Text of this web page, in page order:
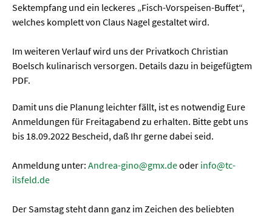
Sektempfang und ein leckeres „Fisch-Vorspeisen-Buffet“,
welches komplett von Claus Nagel gestaltet wird.
Im weiteren Verlauf wird uns der Privatkoch Christian
Boelsch kulinarisch versorgen. Details dazu in beigefügtem
PDF.
Damit uns die Planung leichter fällt, ist es notwendig Eure
Anmeldungen für Freitagabend zu erhalten. Bitte gebt uns
bis 18.09.2022 Bescheid, daß Ihr gerne dabei seid.
Anmeldung unter: Andrea-gino@gmx.deoder info@tc-
ilsfeld.de
Der Samstag steht dann ganz im Zeichen des beliebten